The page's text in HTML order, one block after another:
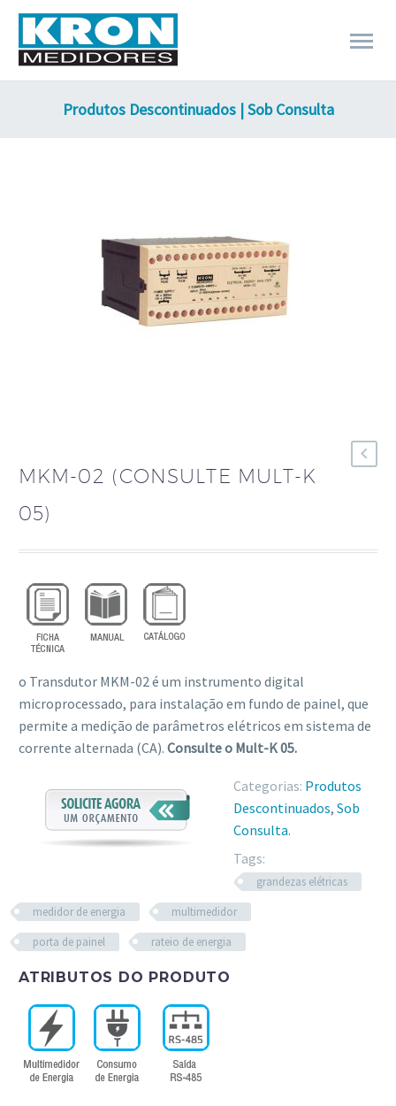
Produtos Descontinuados | Sob Consulta
MKM-02 (CONSULTE MULT-K
05)
o Transdutor MKM-02 é um instrumento digital
microprocessado, para instalação em fundo de painel, que
permite a medição de parâmetros elétricos em sistema de
corrente alternada (CA). Consulte o Mult-K 05.
Categorias: Produtos
Descontinuados, Sob
Consulta.
Tags:
grandezas elétricas
medidor de energia
multimedidor
porta de painel
rateio de energia
ATRIBUTOS DO PRODUTO